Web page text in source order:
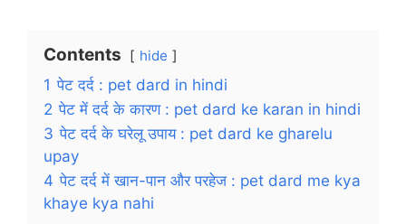
Contents hide
1 पेट दर्द : pet dard in hindi
2 पेट में दर्द के कारण : pet dard ke karan in hindi
3 पेट दर्द के घरेलू उपाय : pet dard ke gharelu
upay
4 पेट दर्द में खान-पान और परहेज : pet dard me kya
khaye kya nahi